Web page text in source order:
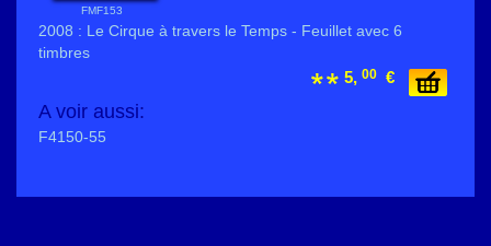
FMF153
2008 : Le Cirque à travers le Temps - Feuillet avec 6
timbres
5, 00 €
A voir aussi:
F4150-55